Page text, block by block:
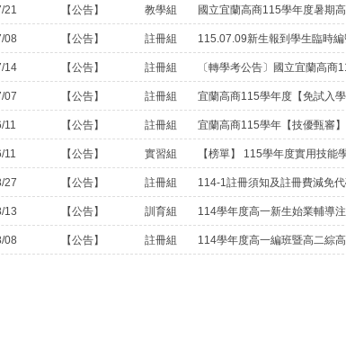
21 【公告】 教學組
08 【公告】 註冊組
14 【公告】 註冊組
07 【公告】 註冊組
11 【公告】 註冊組
11 【公告】 實習組
27 【公告】 註冊組 114-1註冊須知及註冊費減免
13 【公告】 訓育組
08 【公告】 註冊組 114學年度高一編班暨高二綜